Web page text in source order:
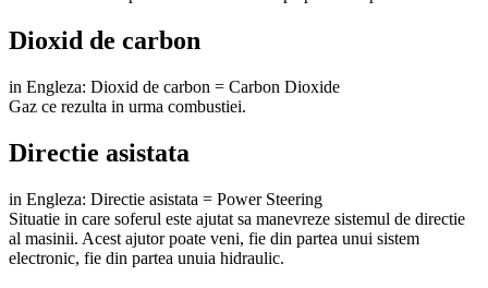
Dioxid de carbon
in Engleza: Dioxid de carbon = Carbon Dioxide
Gaz ce rezulta in urma combustiei.
Directie asistata
in Engleza: Directie asistata = Power Steering
Situatie in care soferul este ajutat sa manevreze sistemul de directie
al masinii. Acest ajutor poate veni, fie din partea unui sistem
electronic, fie din partea unuia hidraulic.